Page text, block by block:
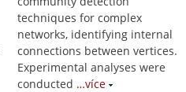
techniques for complex
networks, identifying internal
connections between vertices.
Experimental analyses were
conducted …více